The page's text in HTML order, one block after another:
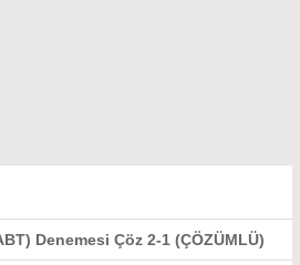
Denemesi Çöz 2-1 (ÇÖZÜMLÜ)